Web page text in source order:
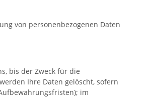
von personenbezogenen Daten
bis der Zweck für die
Ihre Daten gelöscht, sofern
im